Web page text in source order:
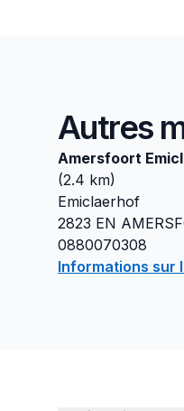
Autres
Amersfoort
(2.4 km)
Emiclaerhof
2823 EN
0880070308
Informations sur